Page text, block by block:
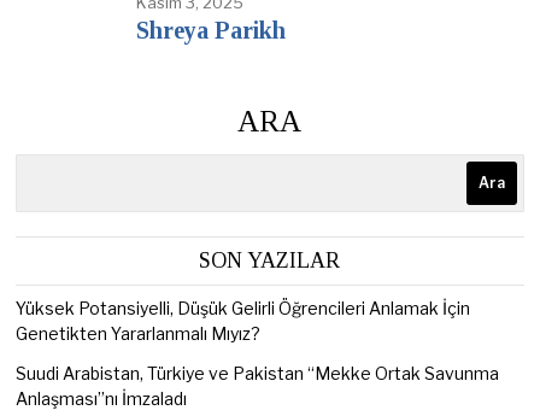
Shreya Parikh
ARA
Ara
SON YAZILAR
Yüksek Potansiyelli, Düşük Gelirli Öğrencileri Anlamak İçin
Genetikten Yararlanmalı Mıyız?
Suudi Arabistan, Türkiye ve Pakistan “Mekke Ortak Savunma
Anlaşması”nı İmzaladı